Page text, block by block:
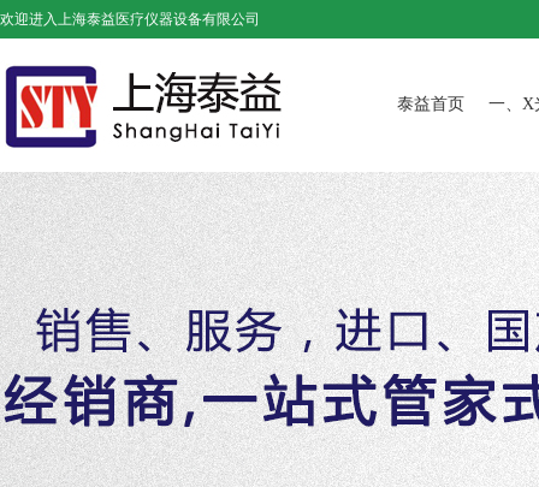
欢迎进入上海泰益医疗仪器设备有限公司
泰益首页 一、X